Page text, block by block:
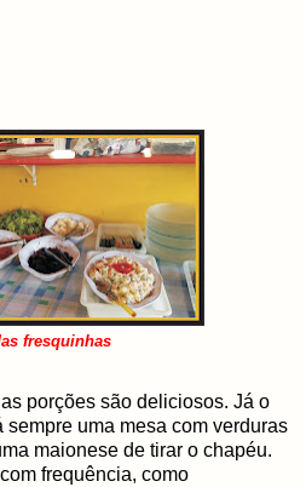
fresquinhas
porções são deliciosos. Já o
uma mesa com verduras
maionese de tirar o chapéu.
frequência, como